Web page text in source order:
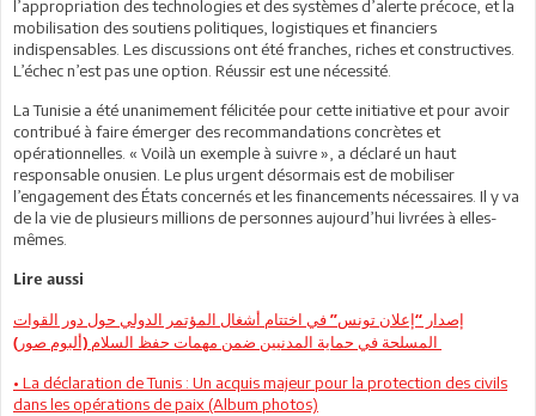
l’appropriation des technologies et des systèmes d’alerte précoce, et la
mobilisation des soutiens politiques, logistiques et financiers
indispensables. Les discussions ont été franches, riches et constructives.
L’échec n’est pas une option. Réussir est une nécessité.
La Tunisie a été unanimement félicitée pour cette initiative et pour avoir
contribué à faire émerger des recommandations concrètes et
opérationnelles. « Voilà un exemple à suivre », a déclaré un haut
responsable onusien. Le plus urgent désormais est de mobiliser
l’engagement des États concernés et les financements nécessaires. Il y va
de la vie de plusieurs millions de personnes aujourd’hui livrées à elles-
mêmes.
Lire aussi
إصدار “إعلان تونس” في اختتام أشغال المؤتمر الدولي حول دور القوات
• La déclaration de Tunis : Un acquis majeur pour la protection des civils
dans les opérations de paix (Album photos)